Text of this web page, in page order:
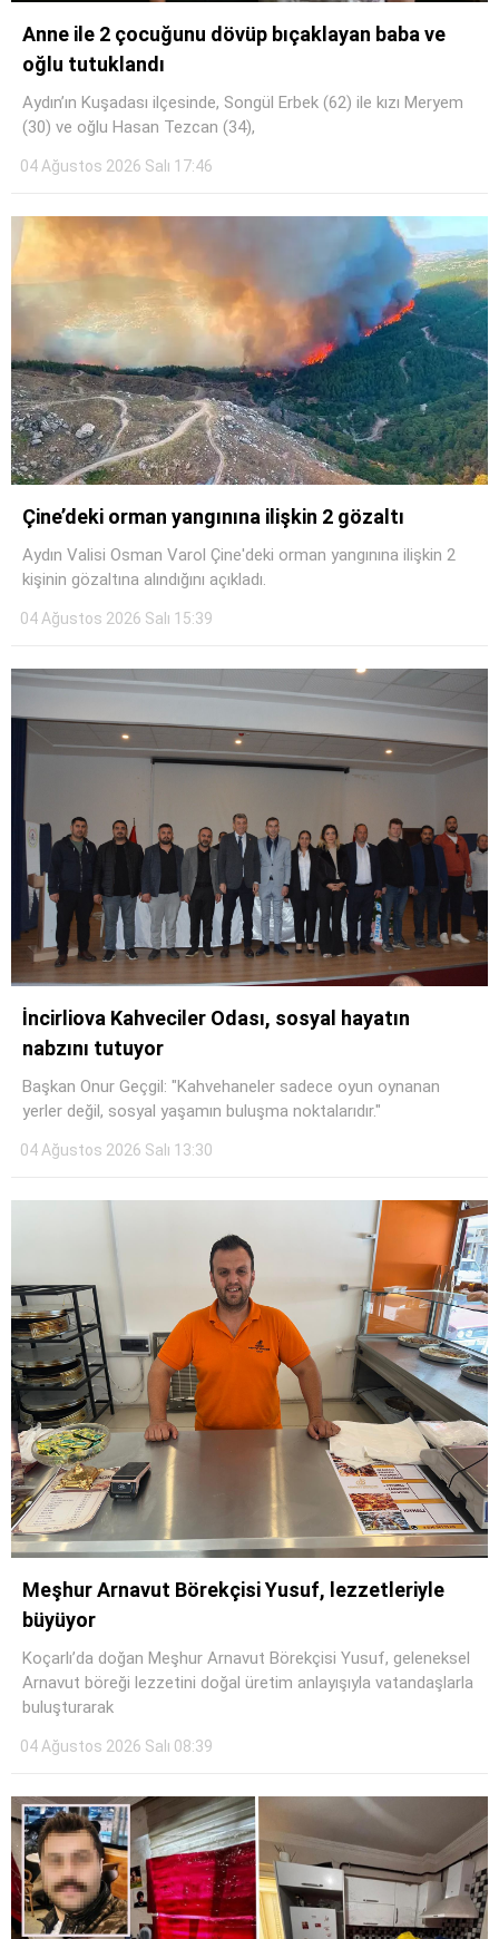
Anne ile 2 çocuğunu dövüp bıçaklayan baba ve
oğlu tutuklandı
Aydın’ın Kuşadası ilçesinde, Songül Erbek (62) ile kızı Meryem
(30) ve oğlu Hasan Tezcan (34),
04 Ağustos 2026 Salı 17:46
Çine’deki orman yangınına ilişkin 2 gözaltı
Aydın Valisi Osman Varol Çine'deki orman yangınına ilişkin 2
kişinin gözaltına alındığını açıkladı.
04 Ağustos 2026 Salı 15:39
İncirliova Kahveciler Odası, sosyal hayatın
nabzını tutuyor
Başkan Onur Geçgil: "Kahvehaneler sadece oyun oynanan
yerler değil, sosyal yaşamın buluşma noktalarıdır."
04 Ağustos 2026 Salı 13:30
Meşhur Arnavut Börekçisi Yusuf, lezzetleriyle
büyüyor
Koçarlı’da doğan Meşhur Arnavut Börekçisi Yusuf, geleneksel
Arnavut böreği lezzetini doğal üretim anlayışıyla vatandaşlarla
buluşturarak
04 Ağustos 2026 Salı 08:39